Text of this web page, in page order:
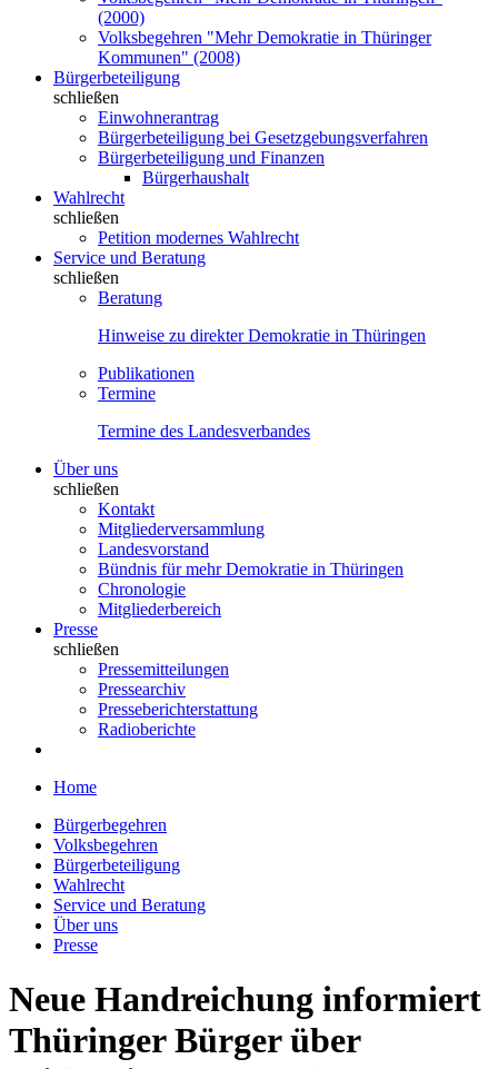
(2000)
Volksbegehren "Mehr Demokratie in Thüringer
Kommunen" (2008)
Bürgerbeteiligung
schließen
Einwohnerantrag
Bürgerbeteiligung bei Gesetzgebungsverfahren
Bürgerbeteiligung und Finanzen
Bürgerhaushalt
Wahlrecht
schließen
Petition modernes Wahlrecht
Service und Beratung
schließen
Beratung
Hinweise zu direkter Demokratie in Thüringen
Publikationen
Termine
Termine des Landesverbandes
Über uns
schließen
Kontakt
Mitgliederversammlung
Landesvorstand
Bündnis für mehr Demokratie in Thüringen
Chronologie
Mitgliederbereich
Presse
schließen
Pressemitteilungen
Pressearchiv
Presseberichterstattung
Radioberichte
Home
Bürgerbegehren
Volksbegehren
Bürgerbeteiligung
Wahlrecht
Service und Beratung
Über uns
Presse
Neue Handreichung informiert
Thüringer Bürger über